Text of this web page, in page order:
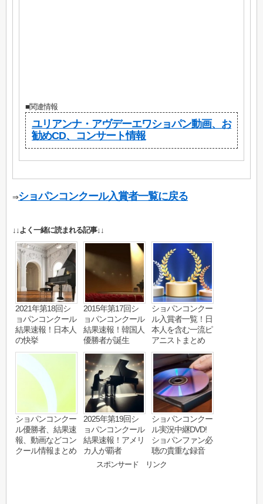
■関連情報
ユリアンナ・アヴデーエワショパン動画、お
勧めCD、コンサート情報
⇒ショパンコンクール入賞者一覧に戻る
↓↓よく一緒に読まれる記事↓↓
2021年第18回シ
ョパンコンクール
結果速報！日本人
の快挙
2015年第17回シ
ョパンコンクール
結果速報！韓国人
優勝者が誕生
ショパンコンクー
ル入賞者一覧！日
本人を含む一流ピ
アニストまとめ
ショパンコンクー
ル優勝者、結果速
報、動画などコン
クール情報まとめ
2025年第19回シ
ョパンコンクール
結果速報！アメリ
カ人が覇者
ショパンコンクー
ル実況中継DVD!
ショパンファン必
聴の貴重な録音
スポンサード リンク